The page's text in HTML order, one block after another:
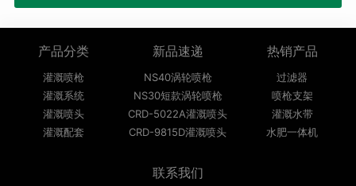
产品分类
灌溉喷枪
灌溉系统
灌溉喷头
灌溉配套
新品速递
NS40涡轮喷枪
NS30短款涡轮喷枪
CRD-5022A灌溉喷头
CRD-9815D灌溉喷头
热销产品
过滤器
喷枪支架
灌溉水带
水肥一体机
联系我们